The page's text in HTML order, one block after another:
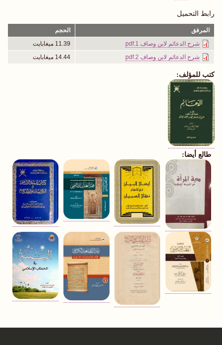
رابط التحميل
المرفق
الحجم
شرح الدعائم لابن وصاف 1.pdf
11.39 ميغابايت
شرح الدعائم لابن وصاف 2.pdf
14.44 ميغابايت
كتب للمؤلف:
طالع أيضا